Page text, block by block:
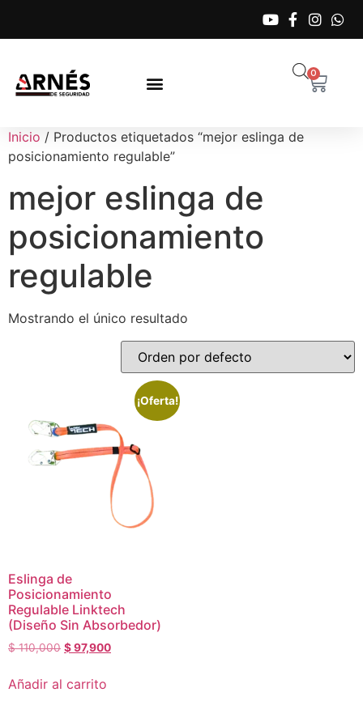
0
Inicio / Productos etiquetados “mejor eslinga de
posicionamiento regulable”
mejor eslinga de
posicionamiento
regulable
Mostrando el único resultado
¡Oferta!
Eslinga de
Posicionamiento
Regulable Linktech
(Diseño Sin Absorbedor)
$110,000 $97,900
Añadir al carrito